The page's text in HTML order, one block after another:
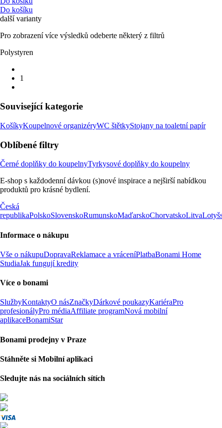
Do košíku
další varianty
Pro zobrazení více výsledků odeberte některý z filtrů
Polystyren
1
Související kategorie
KošíkyKoupelnové organizéryWC štětkyStojany na toaletní papír
Oblíbené filtry
Černé doplňky do koupelnyTyrkysové doplňky do koupelny
E-shop s každodenní dávkou (s)nové inspirace a nejširší nabídkou
produktů pro krásné bydlení.
Česká
republikaPolskoSlovenskoRumunskoMaďarskoChorvatskoLitva
Informace o nákupu
Vše o nákupuDopravaReklamace a vráceníPlatbaBonami Home
StudiaJak fungují kredity
Více o bonami
SlužbyKontaktyO násZnačkyDárkové poukazyKariéraPro
profesionályPro médiaAffiliate programNová mobilní
aplikaceBonamiStar
Bonami prodejny v Praze
Stáhněte si Mobilní aplikaci
Sledujte nás na sociálních sítích